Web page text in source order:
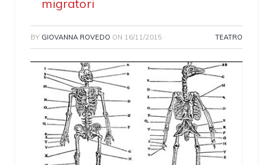
migratori
BY GIOVANNA ROVEDO ON 16/11/2015 · TEATRO